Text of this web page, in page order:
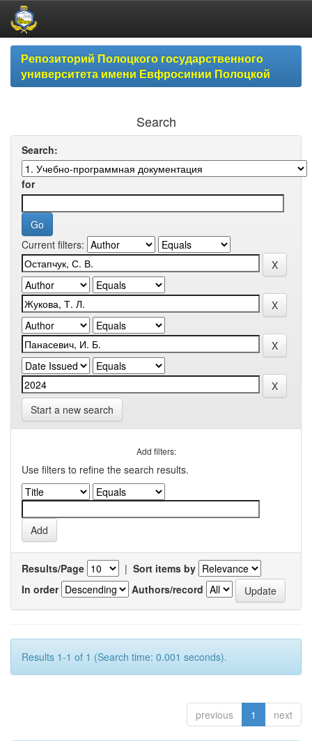
Skip
navigationРепозиторий Полоцкого государственного
университета имени Евфросинии Полоцкой
Search
Search:
for
Current filters:
Start a new search
Add filters:
Use filters to refine the search results.
Results/Page | Sort items by
In order
Authors/record
Results 1-1 of 1 (Search time: 0.001 seconds).
previous 1 next